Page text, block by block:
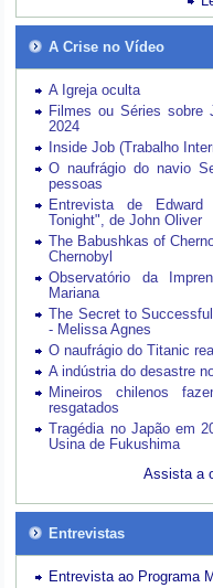
A Crise no Vídeo
A Igreja oculta
Filmes ou Séries sobre
2024
Inside Job (Trabalho
O naufrágio do navio
pessoas
Entrevista de
Tonight", de John Oliver
The Babushkas of
Chernobyl
Observatório da
Mariana
The Secret to
- Melissa Agnes
O naufrágio do Titanic
A indústria do desastre
Mineiros chilenos
resgatados
Tragédia no Japão em
Usina de Fukushima
Assista a
Entrevistas
Entrevista ao Programa